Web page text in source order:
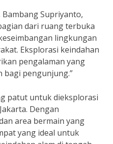
Supriyanto,
dari ruang terbuka
lingkungan
Eksplorasi keindahan
pengalaman yang
bagi pengunjung.”
patut untuk dieksplorasi
Dengan
area bermain yang
yang ideal untuk